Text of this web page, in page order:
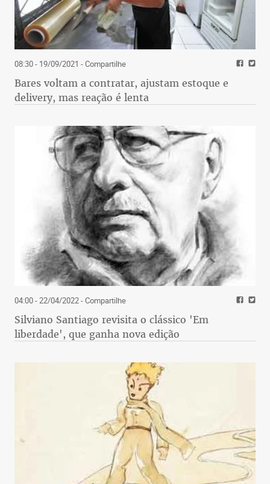
08:30 - 19/09/2021 - Compartilhe
Bares voltam a contratar, ajustam estoque e
delivery, mas reação é lenta
04:00 - 22/04/2022- Compartilhe
Silviano Santiago revisita o clássico 'Em
liberdade', que ganha nova edição